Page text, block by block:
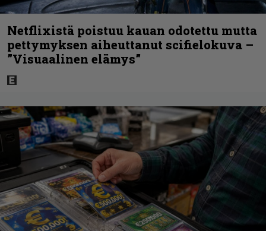
Netflixistä poistuu kauan odotettu mutta
pettymyksen aiheuttanut scifielokuva –
”Visuaalinen elämys”